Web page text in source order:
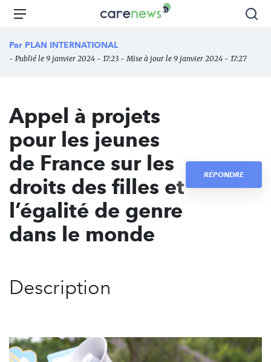
Aller
principal
Carenews,
média
des
Menu
Par PLAN INTERNATIONAL
- Publié le 9 janvier 2024 - 17:23 - Mise à jour le 9 janvier 2024 - 17:27
Appel à projets
pour les jeunes
de France sur les
droits des filles et
l’égalité de genre
dans le monde
RÉPONDRE
Description